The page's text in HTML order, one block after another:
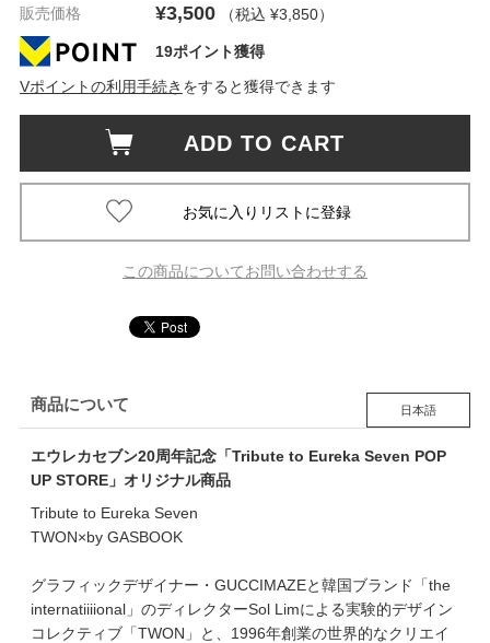
販売価格 ¥3,500 （税込 ¥3,850）
19ポイント獲得
Vポイントの利用手続き をすると獲得できます
ADD TO CART
この商品についてお問い合わせする
商品について 日本語
エウレカセブン20周年記念「Tribute to Eureka Seven POP
UP STORE」オリジナル商品
Tribute to Eureka Seven
TWON×by GASBOOK
グラフィックデザイナー・GUCCIMAZEと韓国ブランド「the
internatiiiional」のディレクターSol Limによる実験的デザイン
コレクティブ「TWON」と、1996年創業の世界的なクリエイ